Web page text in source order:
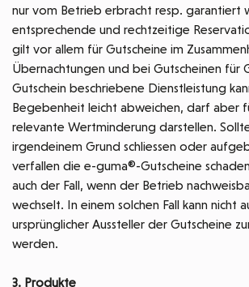
nur vom Betrieb erbracht resp. garantiert
entsprechende und rechtzeitige
gilt vor allem für Gutscheine im
Übernachtungen und bei Gutscheinen für
Gutschein beschriebene Dienstleistung
Begebenheit leicht abweichen, darf aber
relevante Wertminderung darstellen. Sollte
irgendeinem Grund schliessen oder
verfallen die e-guma®-Gutscheine
auch der Fall, wenn der Betrieb
wechselt. In einem solchen Fall kann nicht
ursprünglicher Aussteller der Gutscheine
werden.
3. Produkte